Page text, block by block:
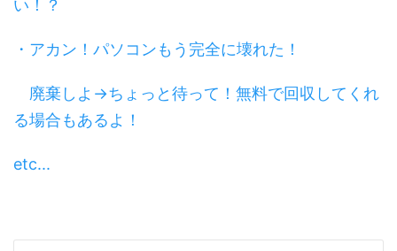
い！？
・アカン！パソコンもう完全に壊れた！
廃棄しよ→ちょっと待って！無料で回収してくれ
る場合もあるよ！
etc...